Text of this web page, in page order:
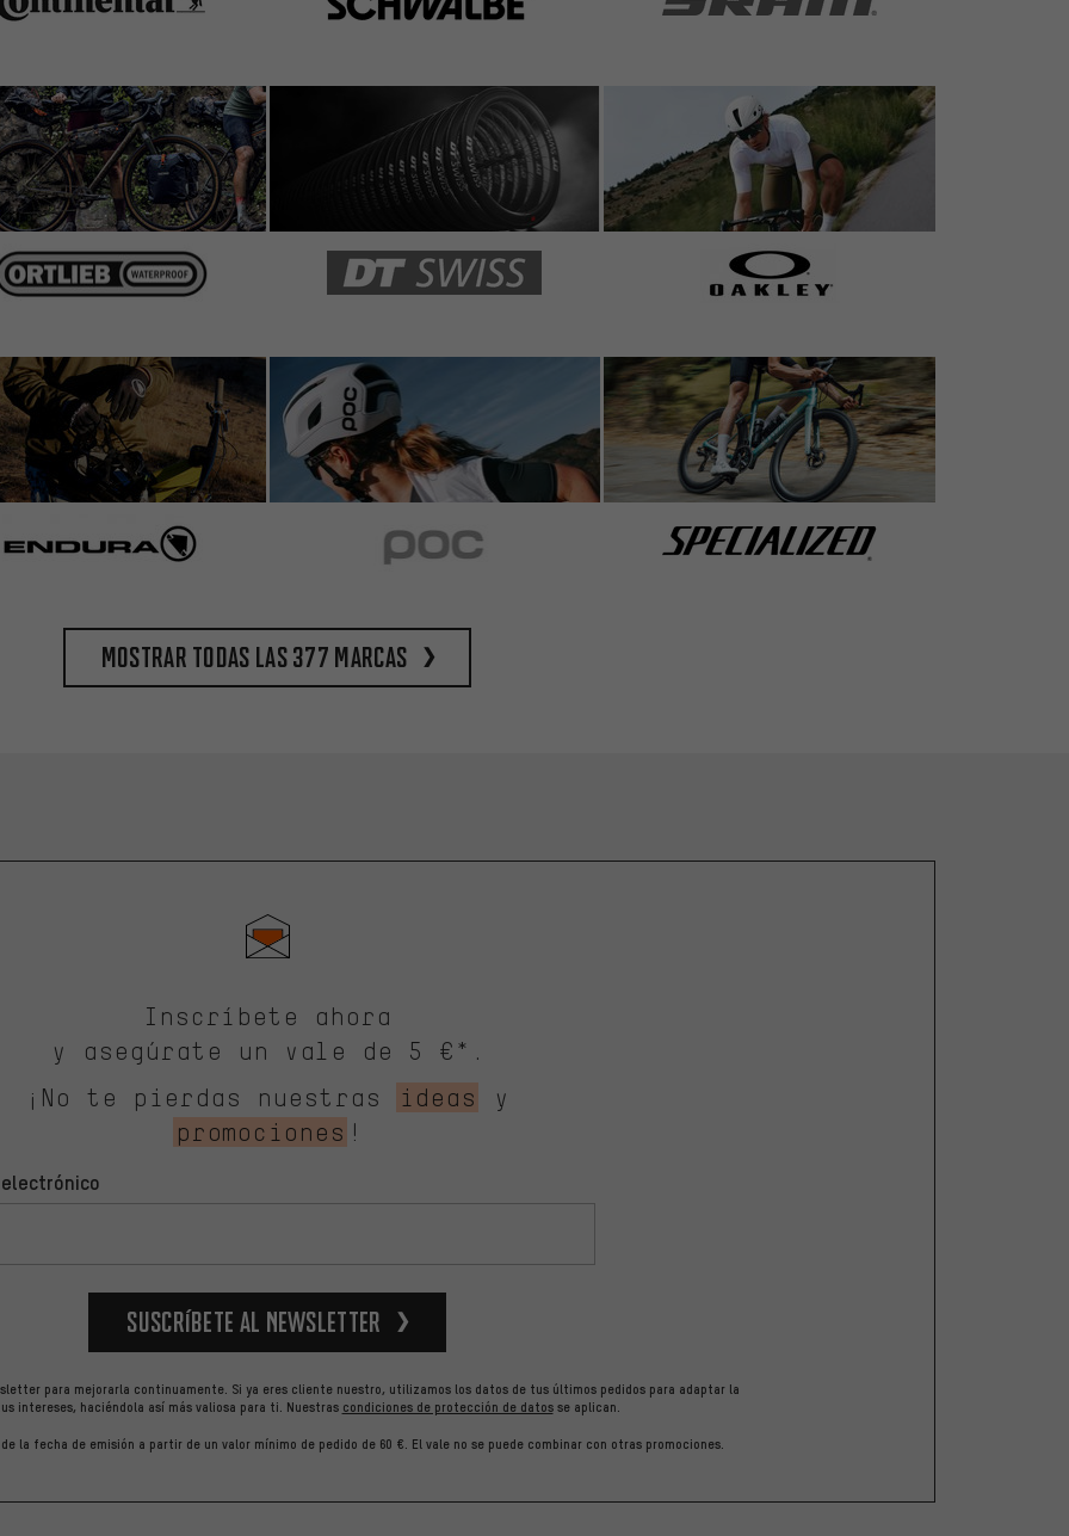
Mostrar todas las 377 marcas
Inscríbete ahora
y asegúrate un vale de 5 €*.
¡No te pierdas nuestras
ideas
y
promociones !
Suscríbete al newsletter
para mejorarla continuamente. Si ya eres cliente nuestro, utilizamos los datos de tus últimos pedidos para adaptar la
intereses, haciéndola así más valiosa para ti. Nuestras condiciones de protección de datosse aplican.
la fecha de emisión a partir de un valor mínimo de pedido de 60 €. El vale no se puede combinar con otras promociones.